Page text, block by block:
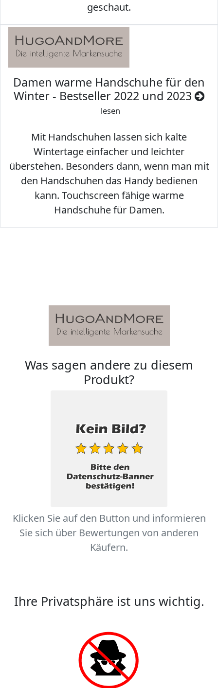
geschaut.
Damen warme Handschuhe für den
Winter - Bestseller 2022 und 2023
lesen
Mit Handschuhen lassen sich kalte
Wintertage einfacher und leichter
überstehen. Besonders dann, wenn man mit
den Handschuhen das Handy bedienen
kann. Touchscreen fähige warme
Handschuhe für Damen.
Was sagen andere zu diesem
Produkt?
Klicken Sie auf den Button und informieren
Sie sich über Bewertungen von anderen
Käufern.
Ihre Privatsphäre ist uns wichtig.